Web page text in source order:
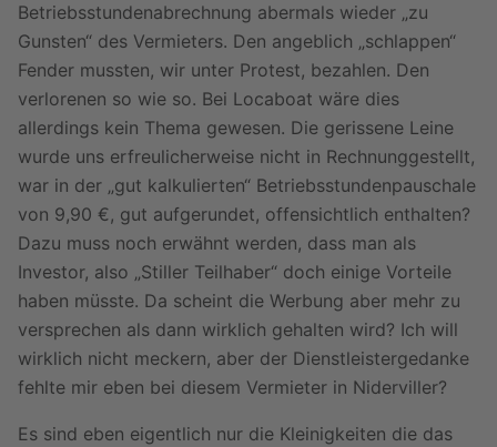
Betriebsstundenabrechnung abermals wieder „zu
Gunsten“ des Vermieters. Den angeblich „schlappen“
Fender mussten, wir unter Protest, bezahlen. Den
verlorenen so wie so. Bei Locaboat wäre dies
allerdings kein Thema gewesen. Die gerissene Leine
wurde uns erfreulicherweise nicht in Rechnunggestellt,
war in der „gut kalkulierten“ Betriebsstundenpauschale
von 9,90 €, gut aufgerundet, offensichtlich enthalten?
Dazu muss noch erwähnt werden, dass man als
Investor, also „Stiller Teilhaber“ doch einige Vorteile
haben müsste. Da scheint die Werbung aber mehr zu
versprechen als dann wirklich gehalten wird? Ich will
wirklich nicht meckern, aber der Dienstleistergedanke
fehlte mir eben bei diesem Vermieter in Niderviller?
Es sind eben eigentlich nur die Kleinigkeiten die das